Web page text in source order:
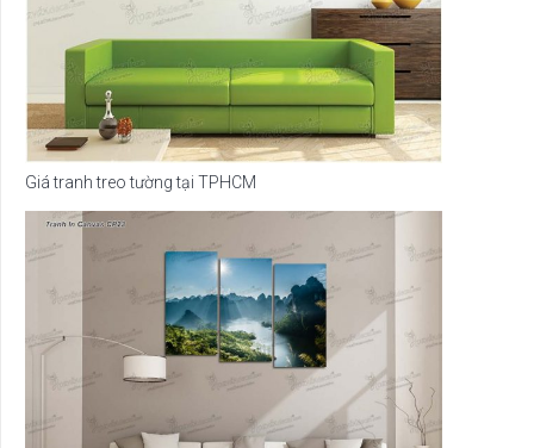
Giá tranh treo tường tại TPHCM